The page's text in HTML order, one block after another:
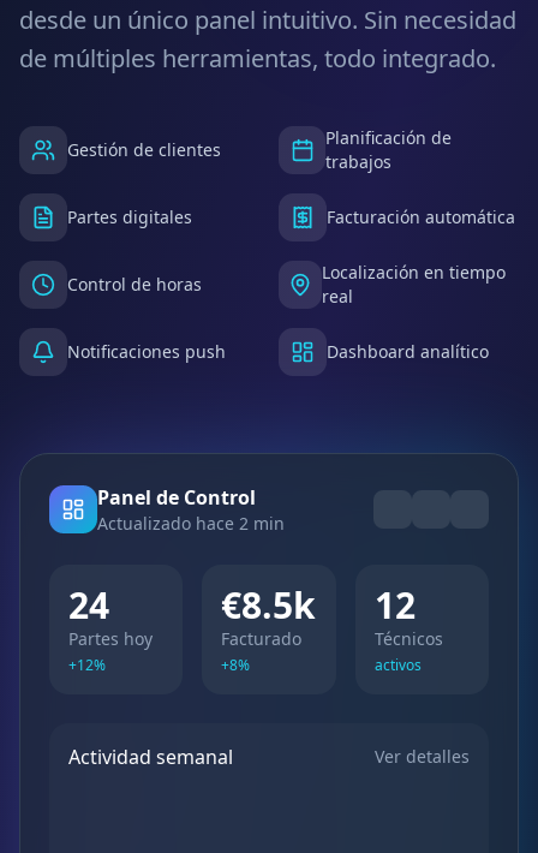
desde un único panel intuitivo. Sin necesidad
de múltiples herramientas, todo integrado.
Gestión de clientes
Planificación de
trabajos
Partes digitales Facturación automática
Control de horas
Localización en tiempo
real
Notificaciones push Dashboard analítico
Panel de Control
Actualizado hace 2 min
24
Partes hoy
+12%
€8.5k
Facturado
+8%
12
Técnicos
activos
Actividad semanal Ver detalles